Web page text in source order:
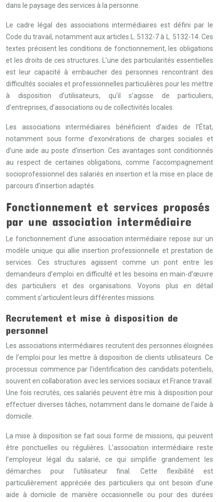
dans le paysage des services à la personne.
Le cadre légal des associations intermédiaires est défini par le
Code du travail, notamment aux articles L. 5132-7 à L. 5132-14. Ces
textes précisent les conditions de fonctionnement, les obligations
et les droits de ces structures. L’une des particularités essentielles
est leur capacité à embaucher des personnes rencontrant des
difficultés sociales et professionnelles particulières pour les mettre
à disposition d’utilisateurs, qu’il s’agisse de particuliers,
d’entreprises, d’associations ou de collectivités locales.
Les associations intermédiaires bénéficient d’aides de l’État,
notamment sous forme d’exonérations de charges sociales et
d’une aide au poste d’insertion. Ces avantages sont conditionnés
au respect de certaines obligations, comme l’accompagnement
socioprofessionnel des salariés en insertion et la mise en place de
parcours d’insertion adaptés.
Fonctionnement et services proposés
par une association intermédiaire
Le fonctionnement d’une association intermédiaire repose sur un
modèle unique qui allie insertion professionnelle et prestation de
services. Ces structures agissent comme un pont entre les
demandeurs d’emploi en difficulté et les besoins en main-d’œuvre
des particuliers et des organisations. Voyons plus en détail
comment s’articulent leurs différentes missions.
Recrutement et mise à disposition de
personnel
Les associations intermédiaires recrutent des personnes éloignées
de l’emploi pour les mettre à disposition de clients utilisateurs. Ce
processus commence par l’identification des candidats potentiels,
souvent en collaboration avec les services sociaux et France travail.
Une fois recrutés, ces salariés peuvent être mis à disposition pour
effectuer diverses tâches, notamment dans le domaine de l’aide à
domicile.
La mise à disposition se fait sous forme de missions, qui peuvent
être ponctuelles ou régulières. L’association intermédiaire reste
l’employeur légal du salarié, ce qui simplifie grandement les
démarches pour l’utilisateur final. Cette flexibilité est
particulièrement appréciée des particuliers qui ont besoin d’une
aide à domicile de manière occasionnelle ou pour des durées